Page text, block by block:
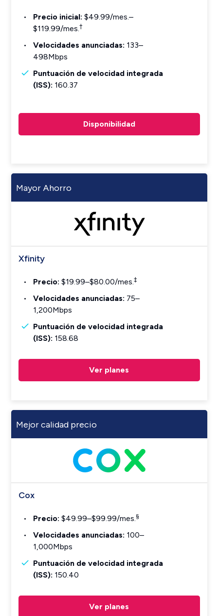
Precio inicial: $49.99/mes.–
$119.99/mes.†
Velocidades anunciadas: 133–
498Mbps
Puntuación de velocidad integrada
(ISS): 160.37
Disponibilidad
Mayor Ahorro
Xfinity
Precio: $19.99–$80.00/mes.‡
Velocidades anunciadas: 75–
1,200Mbps
Puntuación de velocidad integrada
(ISS): 158.68
Ver planes
Mejor calidad precio
Cox
Precio: $49.99–$99.99/mes.§
Velocidades anunciadas: 100–
1,000Mbps
Puntuación de velocidad integrada
(ISS): 150.40
Ver planes